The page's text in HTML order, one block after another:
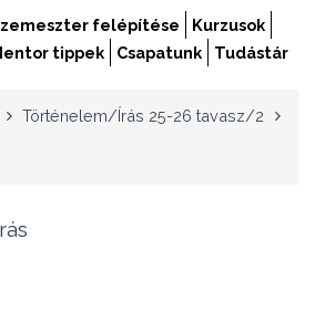
felépítése
Kurzusok
tippek
Csapatunk Tudástár
Történelem/Írás 25-26 tavasz/2